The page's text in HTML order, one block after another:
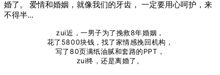
婚了。 爱情和婚姻，就像我们的牙齿， 一定要用心呵护，来
不得半...
zui近，一男子为了挽救8年婚姻，
花了5800块钱，找了家情感挽回机构，
写了80页满纸油腻和套路的PPT，
zui终，还是离婚了。